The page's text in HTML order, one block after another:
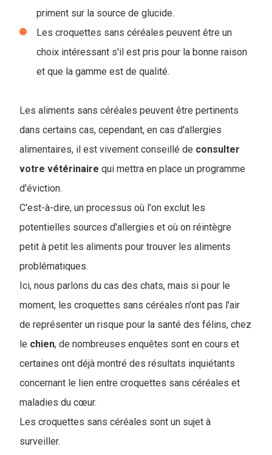
priment sur la source de glucide.
Les croquettes sans céréales peuvent être un
choix intéressant s'il est pris pour la bonne raison
et que la gamme est de qualité.
Les aliments sans céréales peuvent être pertinents
dans certains cas, cependant, en cas d'allergies
alimentaires, il est vivement conseillé de consulter
votre vétérinaire qui mettra en place un programme
d'éviction.
C'est-à-dire, un processus où l'on exclut les
potentielles sources d'allergies et où on réintègre
petit à petit les aliments pour trouver les aliments
problématiques.
Ici, nous parlons du cas des chats, mais si pour le
moment, les croquettes sans céréales n'ont pas l'air
de représenter un risque pour la santé des félins, chez
le chien, de nombreuses enquêtes sont en cours et
certaines ont déjà montré des résultats inquiétants
concernant le lien entre croquettes sans céréales et
maladies du cœur.
Les croquettes sans céréales sont un sujet à
surveiller.